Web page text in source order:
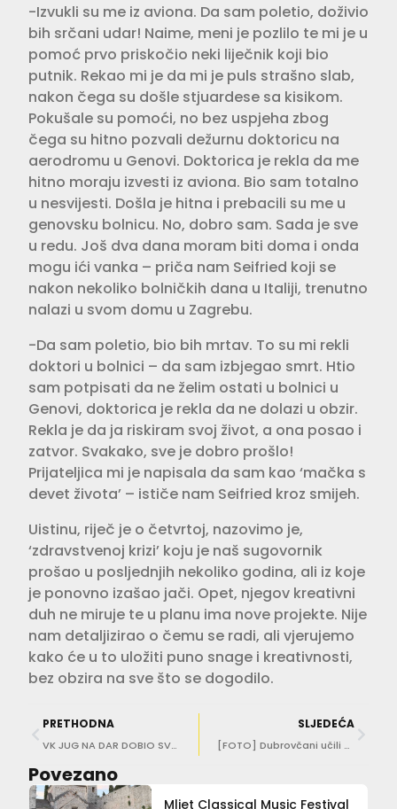
-Izvukli su me iz aviona. Da sam poletio, doživio
bih srčani udar! Naime, meni je pozlilo te mi je u
pomoć prvo priskočio neki liječnik koji bio
putnik. Rekao mi je da mi je puls strašno slab,
nakon čega su došle stjuardese sa kisikom.
Pokušale su pomoći, no bez uspjeha zbog
čega su hitno pozvali dežurnu doktoricu na
aerodromu u Genovi. Doktorica je rekla da me
hitno moraju izvesti iz aviona. Bio sam totalno
u nesvijesti. Došla je hitna i prebacili su me u
genovsku bolnicu. No, dobro sam. Sada je sve
u redu. Još dva dana moram biti doma i onda
mogu ići vanka – priča nam Seifried koji se
nakon nekoliko bolničkih dana u Italiji, trenutno
nalazi u svom domu u Zagrebu.
-Da sam poletio, bio bih mrtav. To su mi rekli
doktori u bolnici – da sam izbjegao smrt. Htio
sam potpisati da ne želim ostati u bolnici u
Genovi, doktorica je rekla da ne dolazi u obzir.
Rekla je da ja riskiram svoj život, a ona posao i
zatvor. Svakako, sve je dobro prošlo!
Prijateljica mi je napisala da sam kao ‘mačka s
devet života’ – ističe nam Seifried kroz smijeh.
Uistinu, riječ je o četvrtoj, nazovimo je,
‘zdravstvenoj krizi’ koju je naš sugovornik
prošao u posljednjih nekoliko godina, ali iz koje
je ponovno izašao jači. Opet, njegov kreativni
duh ne miruje te u planu ima nove projekte. Nije
nam detaljizirao o čemu se radi, ali vjerujemo
kako će u to uložiti puno snage i kreativnosti,
bez obzira na sve što se dogodilo.
PRETHODNA
VK JUG NA DAR DOBIO SVOJU SLIKOVNICU Priča o ježu jugašu oduševit će najmlađe, ali i one nešto malo starije!
SLJEDEĆA
[FOTO] Dubrovčani učili kako smanjiti rizik od katastrofa
Povezano
Mljet Classical Music Festival